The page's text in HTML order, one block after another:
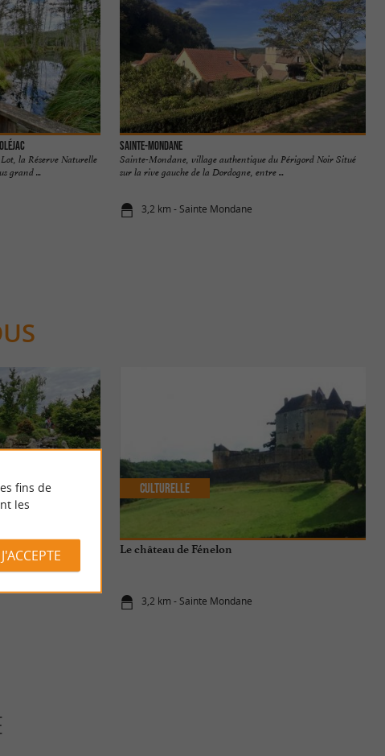
la Réserve Naturelle
grand ...
Sainte-Mondane
Sainte-Mondane, village authentique du Périgord Noir Situé
sur la rive gauche de la Dordogne, entre ...
3,2 km - Sainte Mondane
Le château de Fénelon
3,2 km - Sainte Mondane
Culturelle
fins de
les
J'ACCEPTE